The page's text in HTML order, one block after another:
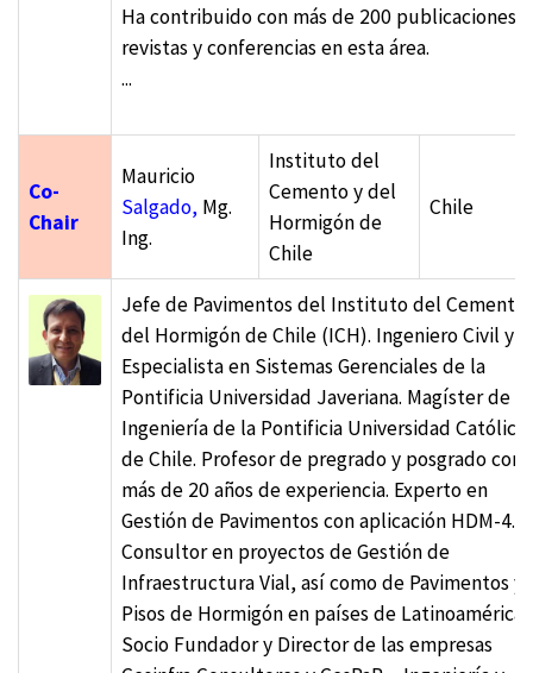
Ha contribuido con más de 200 publicaciones
revistas y conferencias en esta área.
...
Co-
Chair
Mauricio
Salgado, Mg.
Ing.
Instituto del
Cemento y del
Hormigón de
Chile
Chile
Jefe de Pavimentos del Instituto del Cemento
del Hormigón de Chile (ICH). Ingeniero Civil y
Especialista en Sistemas Gerenciales de la
Pontificia Universidad Javeriana. Magíster de
Ingeniería de la Pontificia Universidad Católica
de Chile. Profesor de pregrado y posgrado con
más de 20 años de experiencia. Experto en
Gestión de Pavimentos con aplicación HDM-4.
Consultor en proyectos de Gestión de
Infraestructura Vial, así como de Pavimentos y
Pisos de Hormigón en países de Latinoamérica.
Socio Fundador y Director de las empresas